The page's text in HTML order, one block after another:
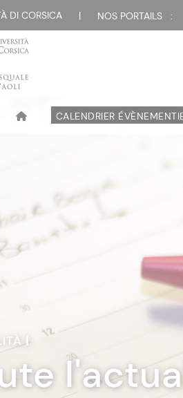
DI CORSICA | NOS PORTAILS :
CALENDRIER
|